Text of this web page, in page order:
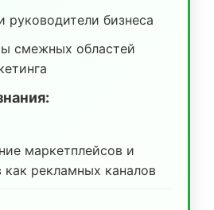
руководители бизнеса
смежных областей
маркетплейсов и
как рекламных каналов